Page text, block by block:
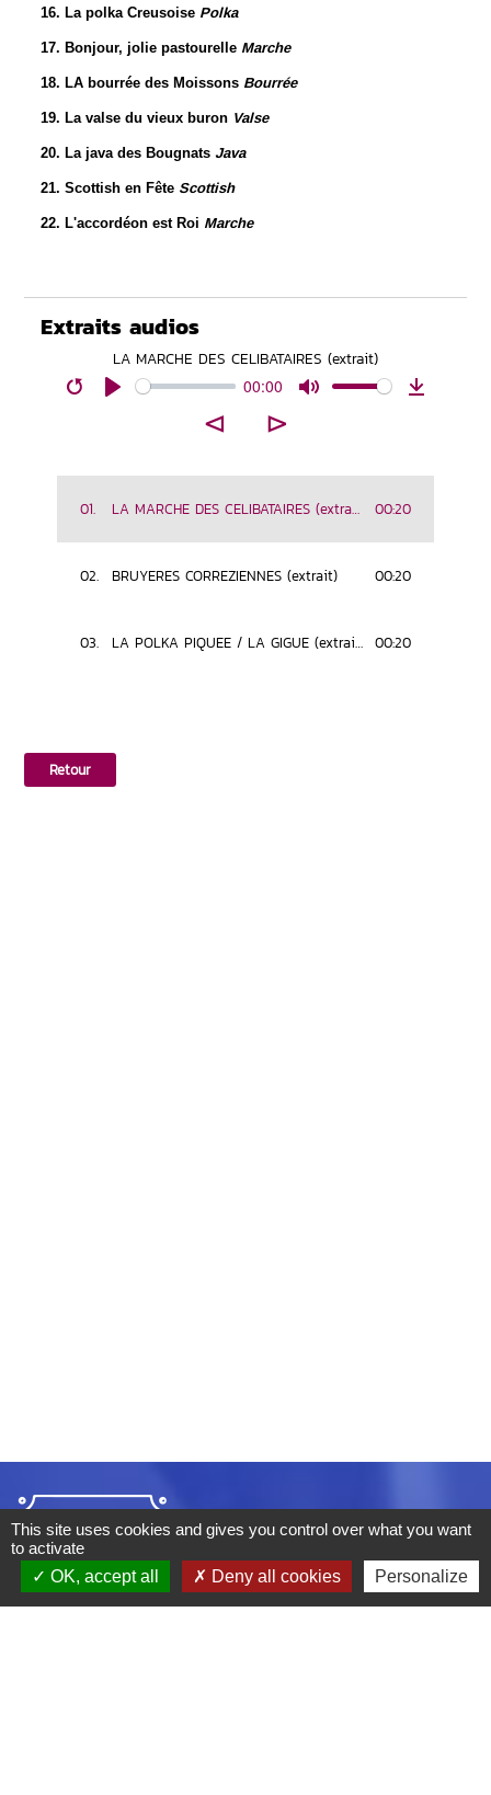
16. La polka Creusoise Polka
17. Bonjour, jolie pastourelle Marche
18. LA bourrée des Moissons Bourrée
19. La valse du vieux buron Valse
20. La java des Bougnats Java
21. Scottish en Fête Scottish
22. L'accordéon est Roi Marche
Extraits audios
LA MARCHE DES CELIBATAIRES (extrait)
00:00
⊲ ⊳
01. LA MARCHE DES CELIBATAIRES (extrait) 00:20
02. BRUYERES CORREZIENNES (extrait) 00:20
03. LA POLKA PIQUEE / LA GIGUE (extrait) 00:20
Retour
This site uses cookies and gives you control over what you want
to activate
OK, accept all
Deny all cookies Personalize